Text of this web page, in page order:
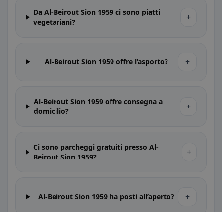
Da Al-Beirout Sion 1959 ci sono piatti
vegetariani?
+
Al-Beirout Sion 1959 offre l’asporto? +
Al-Beirout Sion 1959 offre consegna a
domicilio?
+
Ci sono parcheggi gratuiti presso Al-
Beirout Sion 1959?
+
Al-Beirout Sion 1959 ha posti all’aperto? +